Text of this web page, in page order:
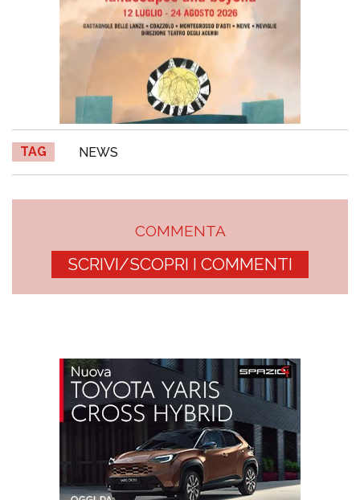
TAG NEWS
COMMENTA
SCRIVI/SCOPRI I COMMENTI